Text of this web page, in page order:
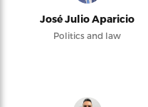
José Julio Aparicio
Politics and law